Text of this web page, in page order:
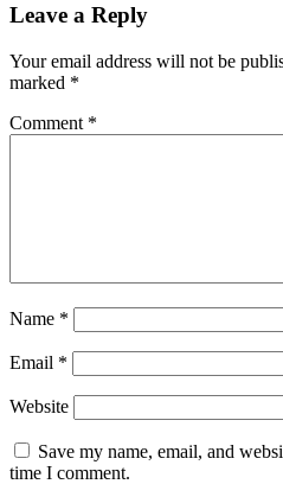
Leave a Reply
Your email address will not be
marked *
Comment *
Name *
Email *
Website
Save my name, email, and
time I comment.